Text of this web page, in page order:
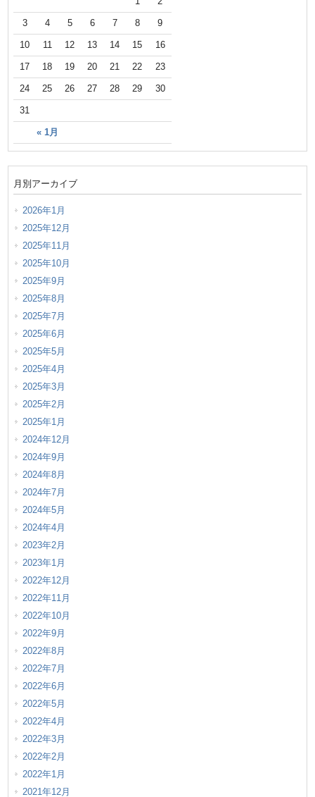
« 1月
3 4 5 6 7 8 9
10 11 12 13 14 15 16
17 18 19 20 21 22 23
24 25 26 27 28 29 30
31
月別アーカイブ
2026年1月
2025年12月
2025年11月
2025年10月
2025年9月
2025年8月
2025年7月
2025年6月
2025年5月
2025年4月
2025年3月
2025年2月
2025年1月
2024年12月
2024年9月
2024年8月
2024年7月
2024年5月
2024年4月
2023年2月
2023年1月
2022年12月
2022年11月
2022年10月
2022年9月
2022年8月
2022年7月
2022年6月
2022年5月
2022年4月
2022年3月
2022年2月
2022年1月
2021年12月